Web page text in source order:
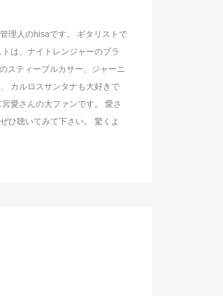
理人のhisaです。 ギタリストで
は、ナイトレンジャーのブラ
スティーブルカサー、ジャーニ
カルロスサンタナも大好きで
愛さんの大ファンです。 愛さ
ひ聴いてみて下さい。 驚くよ